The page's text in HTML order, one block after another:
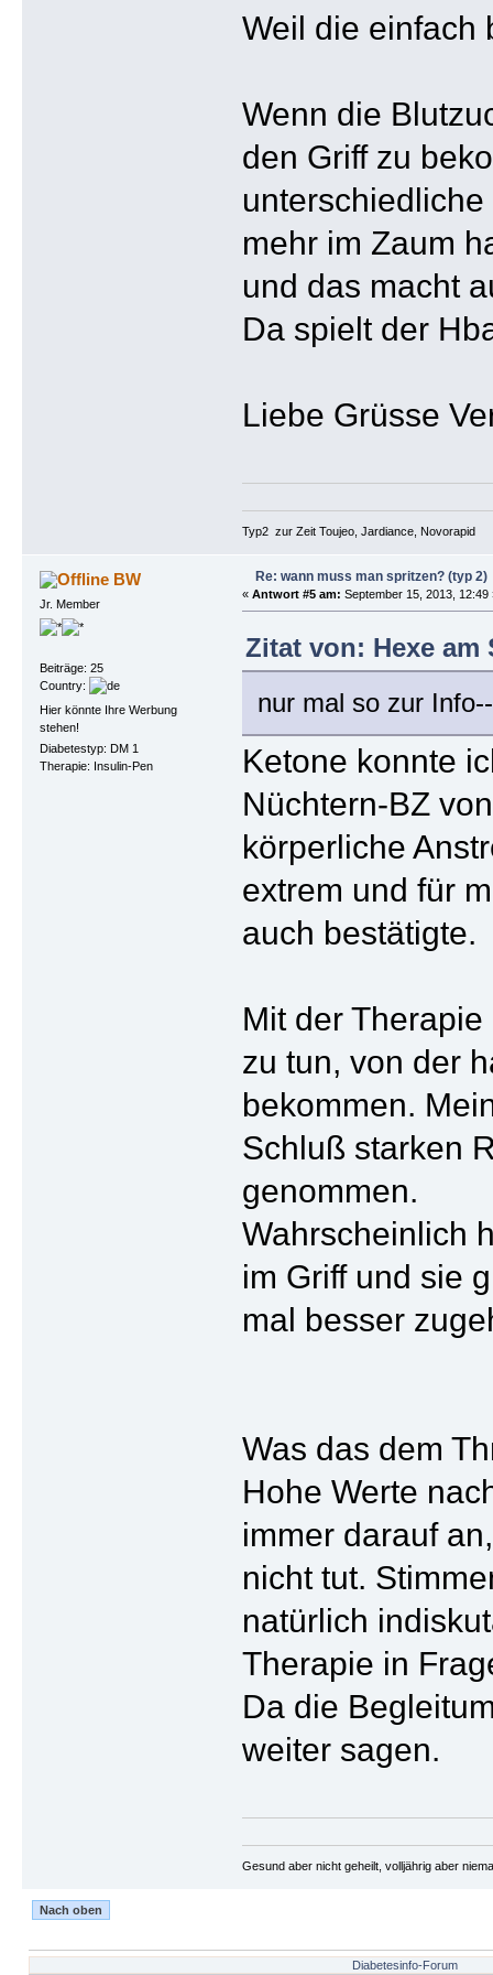
Weil die einfach
Wenn die
den Griff zu
mehr im Zaum
und das macht
Da spielt der
Liebe Grüsse
Typ2 zur Zeit Toujeo, Jardiance, Novorapid
BW
Jr. Member
Beiträge: 25
Country:
Hier könnte Ihre Werbung
stehen!
Diabetestyp: DM 1
Therapie: Insulin-Pen
Re: wann muss man spritzen? (typ 2)
« Antwort #5 am: September 15, 2013, 12:49
Zitat von: Hexe am
nur mal so zur
Ketone konnte
Nüchtern-BZ
körperliche
extrem und für
auch bestätigte.
Mit der
zu tun, von der
bekommen.
Schluß starken
genommen.
Wahrscheinlich
im Griff und sie
mal besser
Was das dem
Hohe Werte
immer darauf
nicht tut.
natürlich
Therapie in
Da die
weiter sagen.
Gesund aber nicht geheilt, volljährig aber
Nach oben
Diabetesinfo-Forum